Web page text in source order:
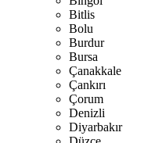
Bitlis
Bolu
Burdur
Bursa
Çanakkale
Çankırı
Çorum
Denizli
Diyarbakır